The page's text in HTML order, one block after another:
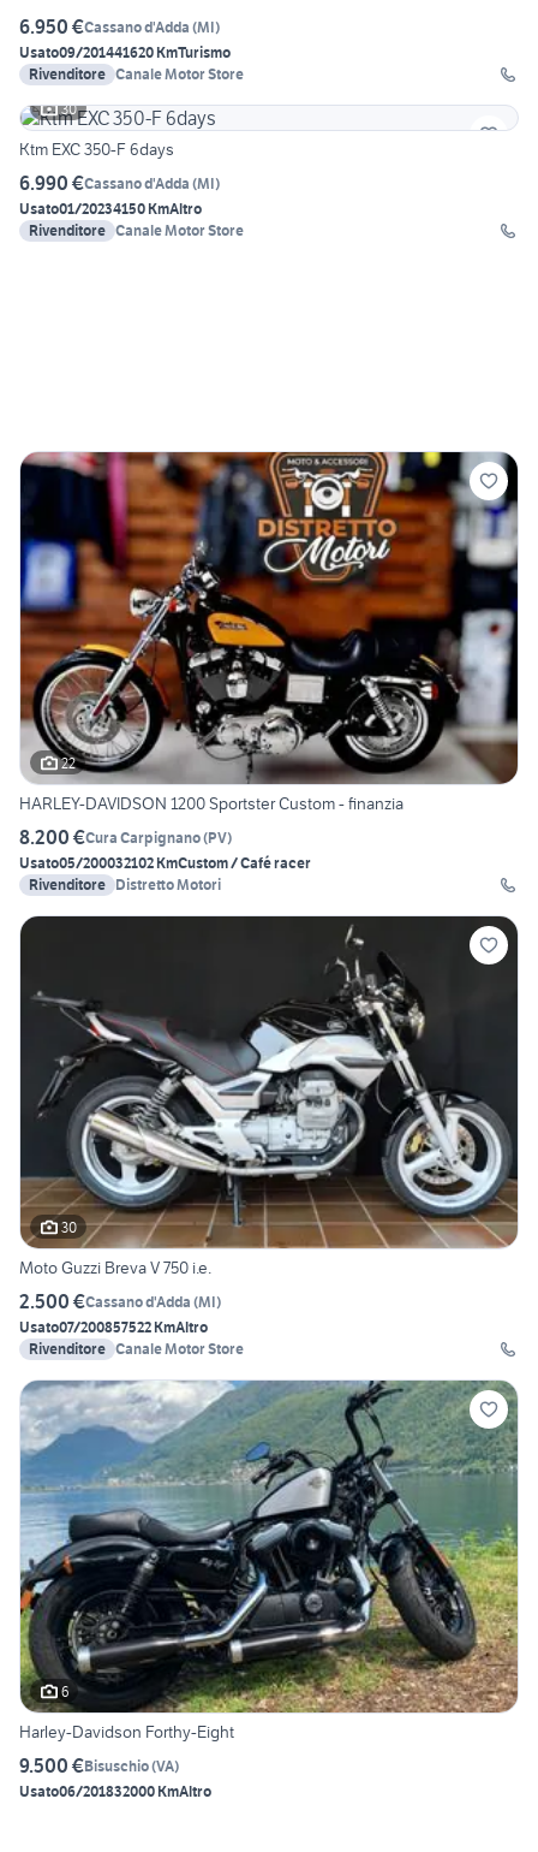
6.950 €Cassano d'Adda (MI)
Usato09/201441620 KmTurismo
Rivenditore Canale Motor Store
30
Ktm EXC 350-F 6days
6.990 €Cassano d'Adda (MI)
Usato01/20234150 KmAltro
Rivenditore Canale Motor Store
22
HARLEY-DAVIDSON 1200 Sportster Custom - finanzia
8.200 €Cura Carpignano(PV)
Usato05/200032102 KmCustom / Café racer
Rivenditore Distretto Motori
30
Moto Guzzi Breva V 750 i.e.
2.500 €Cassano d'Adda (MI)
Usato07/200857522 KmAltro
Rivenditore Canale Motor Store
6
Harley-Davidson Forthy-Eight
9.500 €Bisuschio(VA)
Usato06/201832000 KmAltro